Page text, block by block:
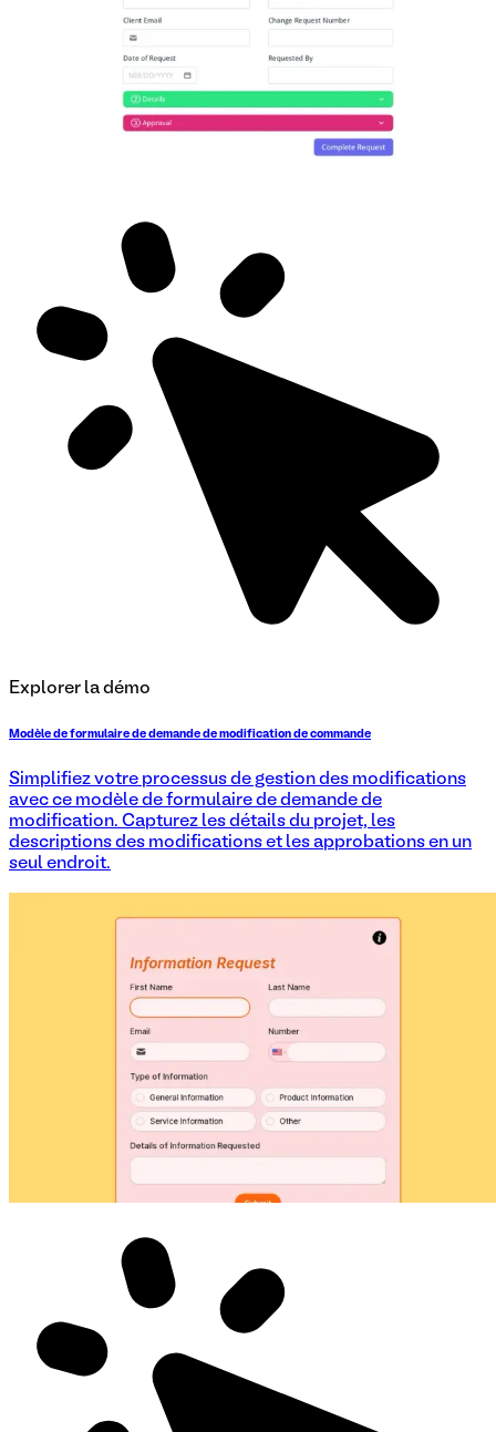
Explorer la démo
Modèle de formulaire de demande de modification de commande
Simplifiez votre processus de gestion des modifications
avec ce modèle de formulaire de demande de
modification. Capturez les détails du projet, les
descriptions des modifications et les approbations en un
seul endroit.